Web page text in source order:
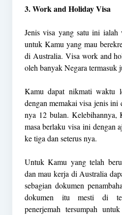
3. Work and Holiday Visa
Jenis visa yang satu ini ialah
untuk Kamu yang mau
di Australia. Visa work and
oleh banyak Negara termasuk
Kamu dapat nikmati waktu
dengan memakai visa jenis ini
nya 12 bulan. Kelebihannya,
masa berlaku visa ini dengan
ke tiga dan seterus nya.
Untuk Kamu yang telah
dan mau kerja di Australia
sebagian dokumen
dokumen itu mesti di
penerjemah tersumpah